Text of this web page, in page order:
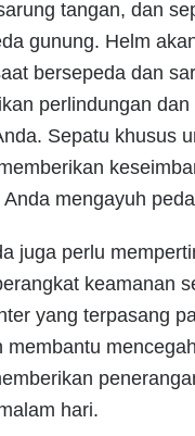
tangan, dan
gunung. Helm
bersepeda dan
perlindungan dan
Sepatu khusus
mengayuh
juga perlu
keamanan
yang terpasang
membantu
hari.